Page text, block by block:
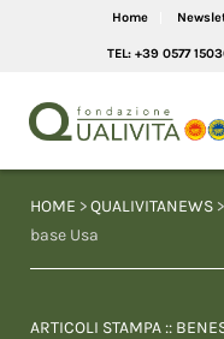
Home
TEL: +39 0577
HOME >QUALIVITANEWS
base Usa
ARTICOLI STAMPA ::